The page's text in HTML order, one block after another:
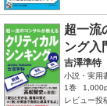
超一流
ング入
吉澤準特
小説・実用
1巻
レビュー投